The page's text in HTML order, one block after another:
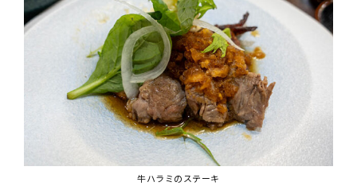
牛ハラミのステーキ